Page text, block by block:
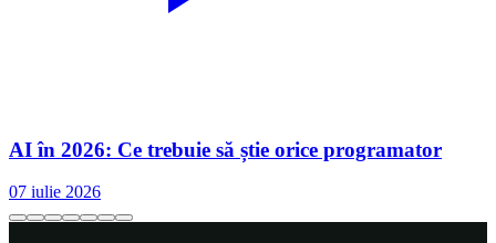
AI în 2026: Ce trebuie să știe orice programator
07 iulie 2026